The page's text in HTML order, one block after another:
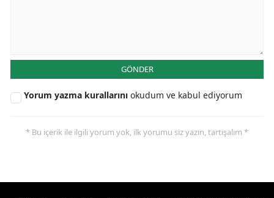
GÖNDER
Yorum yazma kurallarını okudum ve kabul ediyorum
* Bu içerik ile ilgili yorum yok, ilk yorumu siz yazın, tartışalım *